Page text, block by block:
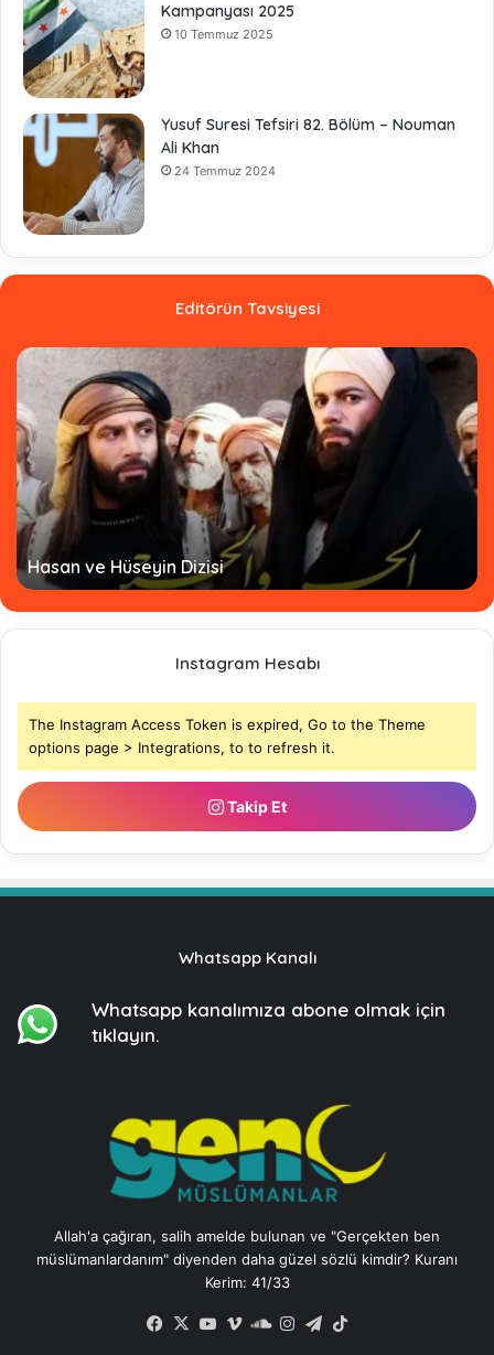
Kampanyası 2025
10 Temmuz 2025
Yusuf Suresi Tefsiri 82. Bölüm – Nouman
Ali Khan
24 Temmuz 2024
Editörün Tavsiyesi
Hasan ve Hüseyin Dizisi
Instagram Hesabı
The Instagram Access Token is expired, Go to the Theme
options page > Integrations, to to refresh it.
Takip Et
Whatsapp Kanalı
Whatsapp kanalımıza abone olmak için
tıklayın.
Allah'a çağıran, salih amelde bulunan ve "Gerçekten ben
müslümanlardanım" diyenden daha güzel sözlü kimdir? Kuranı
Kerim: 41/33
Facebook
X YouTube
VimeoSoundCloud
Instagram
Telegram